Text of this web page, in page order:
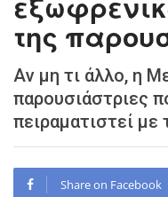
της
Αν μη τι άλλο, η
παρουσιάστριες
πειραματιστεί με
Share on Facebook